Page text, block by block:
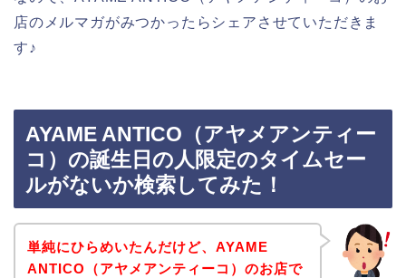
店のメルマガがみつかったらシェアさせていただきま
す♪
AYAME ANTICO（アヤメアンティー
コ）の誕生日の人限定のタイムセー
ルがないか検索してみた！
単純にひらめいたんだけど、AYAME
ANTICO（アヤメアンティーコ）のお店で